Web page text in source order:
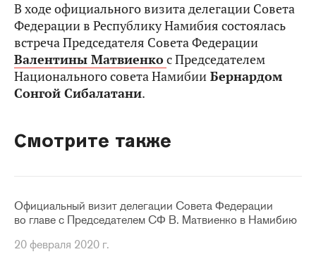
В ходе официального визита делегации Совета
Федерации в Республику Намибия состоялась
встреча Председателя Совета Федерации
Валентины Матвиенкос Председателем
Национального совета Намибии Бернардом
Сонгой Сибалатани.
Смотрите также
Официальный визит делегации Совета Федерации
во главе с Председателем СФ В. Матвиенко в Намибию
20 февраля 2020 г.